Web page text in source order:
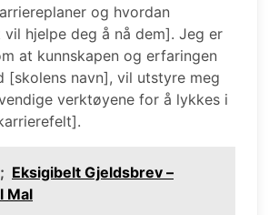
og hvordan
vil hjelpe deg å nå dem]. Jeg er
at kunnskapen og erfaringen
[skolens navn], vil utstyre meg
verktøyene for å lykkes i
Eksigibelt Gjeldsbrev –
Mal